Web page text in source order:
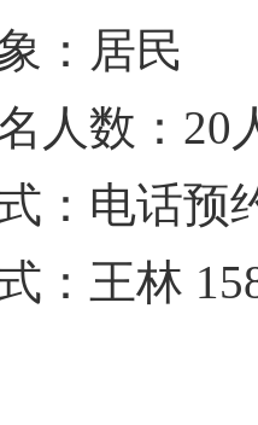
：居民
人数：20
：电话预
：王林